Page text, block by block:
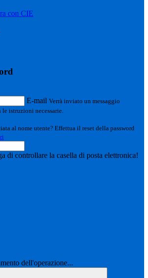
con CIE
E-mail Verrà inviato un messaggio
istruzioni necessarie.
al nome utente? Effettua il reset della password
di controllare la casella di posta elettronica!
dell'operazione...